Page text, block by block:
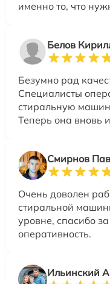
именно то, что
Белов
Безумно рад
Специалисты
стиральную
Теперь она вновь
Смирнов
Очень доволен
стиральной
уровне, спасибо
оперативность.
Ильинский